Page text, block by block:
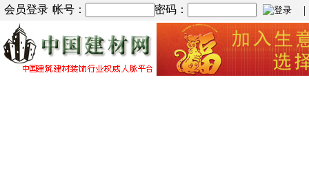
会员登录 帐号： 密码： |